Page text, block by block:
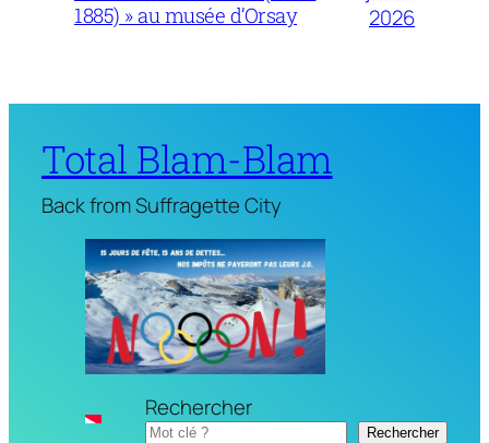
1885) » au musée d’Orsay
2026
Total Blam-Blam
Back from Suffragette City
Rechercher
Rechercher